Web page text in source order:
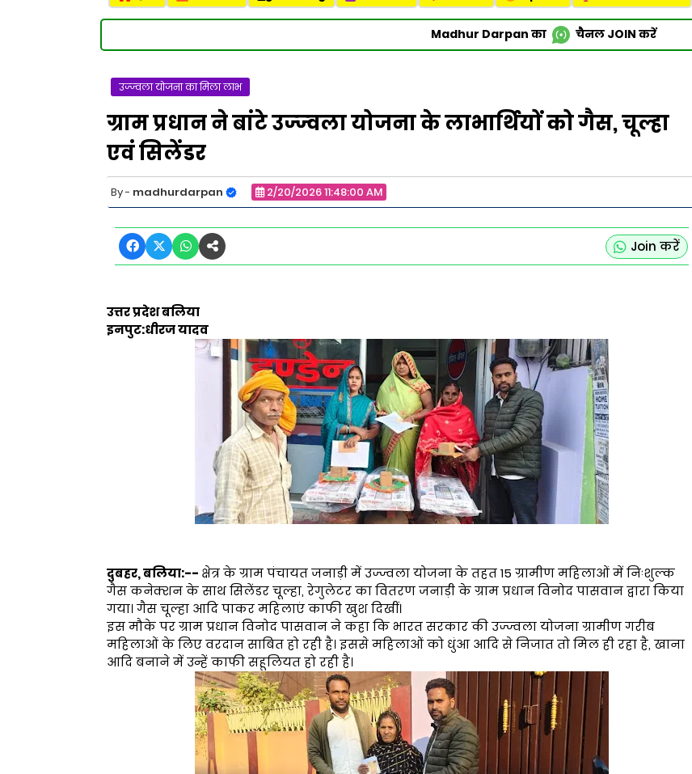
Madhur Darpan का चैनल JOIN करें
उज्ज्वला योजना का मिला लाभ
ग्राम प्रधान ने बांटे उज्ज्वला योजना के लाभार्थियों को गैस, चूल्हा
एवं सिलेंडर
madhurdarpan 2/20/2026 11:48:00 AM
Join करें
उत्तर प्रदेश बलिया
इनपुट:धीरज यादव
दुबहर, बलिया:-- क्षेत्र के ग्राम पंचायत जनाड़ी में उज्ज्वला योजना के तहत 15 ग्रामीण महिलाओं में निःशुल्क
गैस कनेक्शन के साथ सिलेंडर चूल्हा, रेगुलेटर का वितरण जनाड़ी के ग्राम प्रधान विनोद पासवान द्वारा किया
गया। गैस चूल्हा आदि पाकर महिलाएं काफी खुश दिखीं।
इस मौके पर ग्राम प्रधान विनोद पासवान ने कहा कि भारत सरकार की उज्ज्वला योजना ग्रामीण गरीब
महिलाओं के लिए वरदान साबित हो रही है। इससे महिलाओं को धुंआ आदि से निजात तो मिल ही रहा है, खाना
आदि बनाने में उन्हें काफी सहूलियत हो रही है।